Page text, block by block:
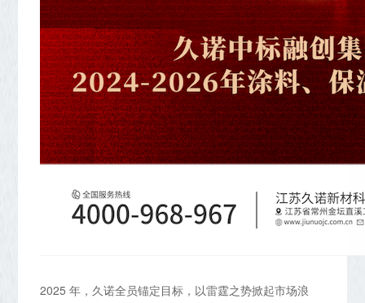
2025 年，久诺全员锚定目标，以雷霆之势掀起市场浪